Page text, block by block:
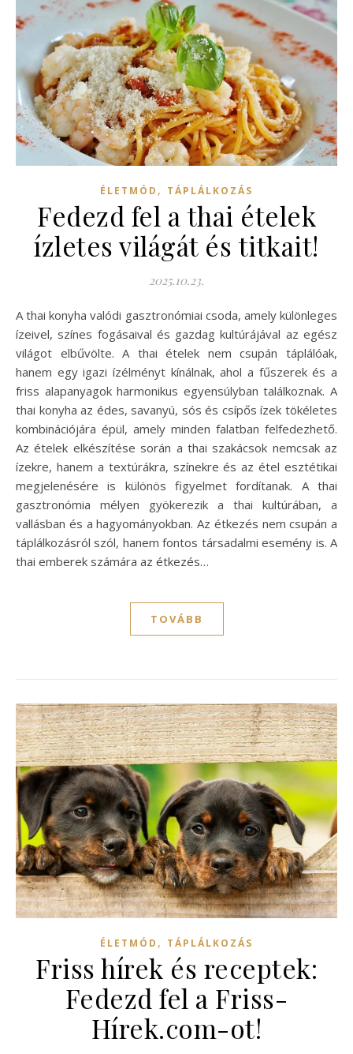
ÉLETMÓD , TÁPLÁLKOZÁS
Fedezd fel a thai ételek
ízletes világát és titkait!
2025.10.23.
A thai konyha valódi gasztronómiai csoda, amely különleges
ízeivel, színes fogásaival és gazdag kultúrájával az egész
világot elbűvölte. A thai ételek nem csupán táplálóak,
hanem egy igazi ízélményt kínálnak, ahol a fűszerek és a
friss alapanyagok harmonikus egyensúlyban találkoznak. A
thai konyha az édes, savanyú, sós és csípős ízek tökéletes
kombinációjára épül, amely minden falatban felfedezhető.
Az ételek elkészítése során a thai szakácsok nemcsak az
ízekre, hanem a textúrákra, színekre és az étel esztétikai
megjelenésére is különös figyelmet fordítanak. A thai
gasztronómia mélyen gyökerezik a thai kultúrában, a
vallásban és a hagyományokban. Az étkezés nem csupán a
táplálkozásról szól, hanem fontos társadalmi esemény is. A
thai emberek számára az étkezés…
TOVÁBB
ÉLETMÓD , TÁPLÁLKOZÁS
Friss hírek és receptek:
Fedezd fel a Friss-
Hírek.com-ot!